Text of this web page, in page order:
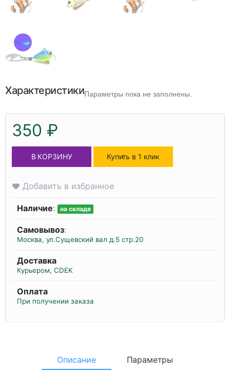
ХарактеристикиПараметры пока не заполнены.
350 ₽
В КОРЗИНУ Купить в 1 клик
Добавить в избранное
Наличие: на складе
Самовывоз:
Москва, ул.Сущевский вал д.5 стр.20
Доставка
Курьером, CDEK
Оплата
При получении заказа
Описание
Параметры